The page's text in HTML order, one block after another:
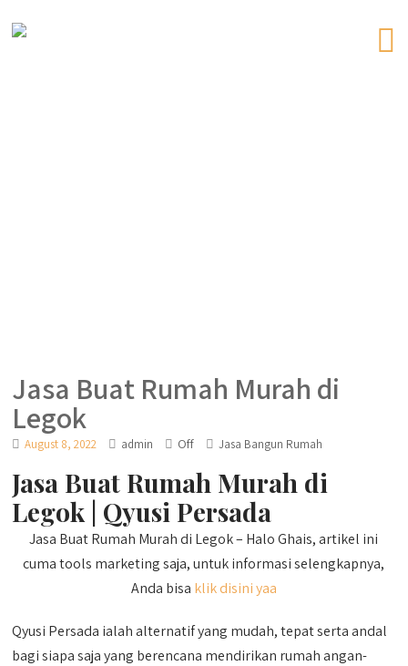
Jasa Buat Rumah Murah di
Legok
August 8, 2022 admin Off Jasa Bangun Rumah
Jasa Buat Rumah Murah di
Legok | Qyusi Persada
Jasa Buat Rumah Murah di Legok – Halo Ghais, artikel ini
cuma tools marketing saja, untuk informasi selengkapnya,
Anda bisa klik disini yaa
Qyusi Persada ialah alternatif yang mudah, tepat serta andal
bagi siapa saja yang berencana mendirikan rumah angan-